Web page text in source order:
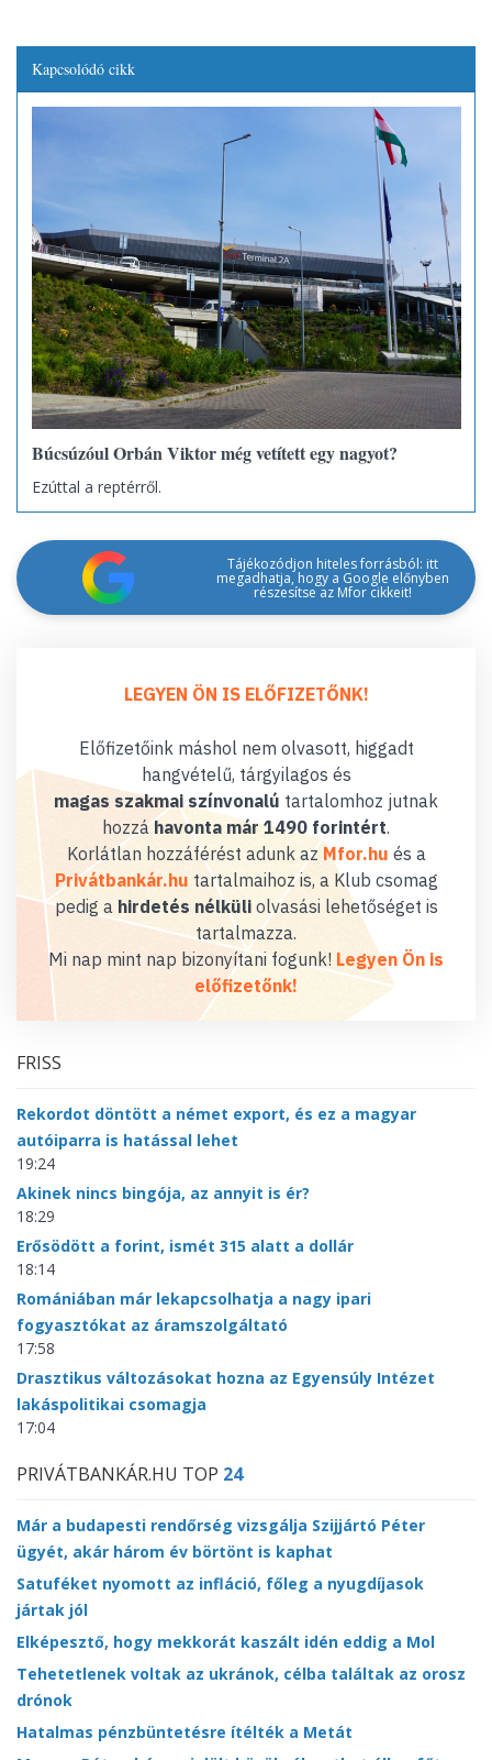
Kapcsolódó cikk
Búcsúzóul Orbán Viktor még vetített egy nagyot?
Ezúttal a reptérről.
Tájékozódjon hiteles forrásból: itt
megadhatja, hogy a Google előnyben
részesítse az Mfor cikkeit!
LEGYEN ÖN IS ELŐFIZETŐNK!
Előfizetőink máshol nem olvasott, higgadt
hangvételű, tárgyilagos és
magas szakmai színvonalú tartalomhoz jutnak
hozzáhavonta már 1490 forintért.
Korlátlan hozzáférést adunk az Mfor.hu és a
Privátbankár.hu tartalmaihoz is, a Klub csomag
pedig a hirdetés nélküliolvasási lehetőséget is
tartalmazza.
Mi nap mint nap bizonyítani fogunk! Legyen Ön is
előfizetőnk!
FRISS
Rekordot döntött a német export, és ez a magyar
autóiparra is hatással lehet
19:24
Akinek nincs bingója, az annyit is ér?
18:29
Erősödött a forint, ismét 315 alatt a dollár
18:14
Romániában már lekapcsolhatja a nagy ipari
fogyasztókat az áramszolgáltató
17:58
Drasztikus változásokat hozna az Egyensúly Intézet
lakáspolitikai csomagja
17:04
PRIVÁTBANKÁR.HU TOP 24
Már a budapesti rendőrség vizsgálja Szijjártó Péter
ügyét, akár három év börtönt is kaphat
Satuféket nyomott az infláció, főleg a nyugdíjasok
jártak jól
Elképesztő, hogy mekkorát kaszált idén eddig a Mol
Tehetetlenek voltak az ukránok, célba találtak az orosz
drónok
Hatalmas pénzbüntetésre ítélték a Metát